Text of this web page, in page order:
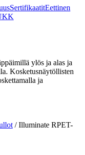
SertifikaatitEettinen
ylös ja alas ja
Kosketusnäytöllisten
ja
/Illuminate RPET-